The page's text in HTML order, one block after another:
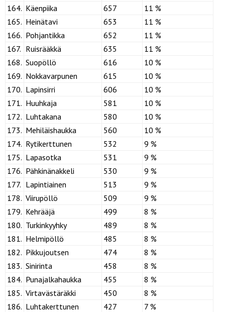
164. Käenpiika 657
11 %
165. Heinätavi 653
11 %
166. Pohjantikka 652
11 %
167. Ruisrääkkä 635
11 %
168. Suopöllö 616
10 %
169. Nokkavarpunen 615
10 %
170. Lapinsirri 606
10 %
171. Huuhkaja 581
10 %
172. Luhtakana 580
10 %
173. Mehiläishaukka 560
10 %
174. Rytikerttunen 532
9 %
175. Lapasotka 531
9 %
176. Pähkinänakkeli 530
9 %
177. Lapintiainen 513
9 %
178. Viirupöllö 509
9 %
179. Kehrääjä 499
8 %
180. Turkinkyyhky 489
8 %
181. Helmipöllö 485
8 %
182. Pikkujoutsen 474
8 %
183. Sinirinta 458
8 %
184. Punajalkahaukka 455
8 %
185. Virtavästäräkki 450
8 %
186. Luhtakerttunen 427
7 %